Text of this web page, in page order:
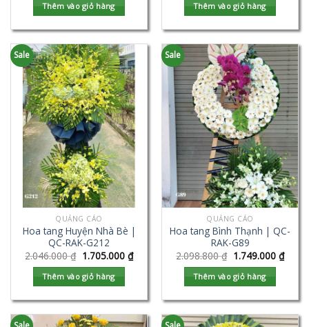
Thêm vào giỏ hàng Thêm vào giỏ hàng
Sale
QUẢNG CÁO
Hoa tang Huyện Nhà Bè |
QC-RAK-G212
2.046.000₫ 1.705.000 ₫
Thêm vào giỏ hàng
Sale
QUẢNG CÁO
Hoa tang Bình Thạnh | QC-
RAK-G89
2.098.800₫ 1.749.000 ₫
Thêm vào giỏ hàng